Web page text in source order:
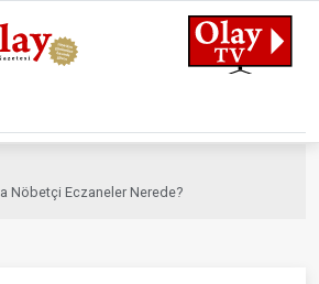
Nöbetçi Eczaneler Nerede?